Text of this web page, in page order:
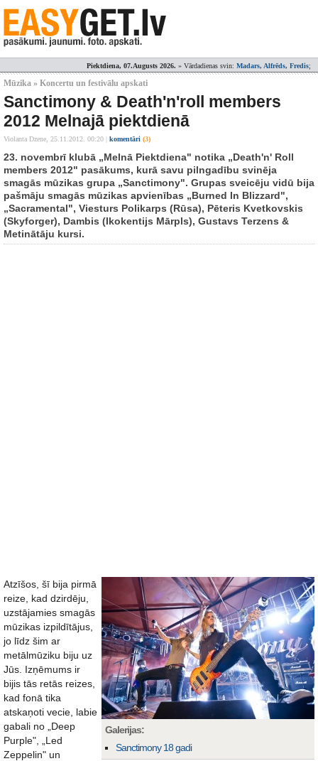
Piektdiena, 07.Augusts 2026. » Vārdadienas svin: Madars, Alfrēds, Fredis;
Mūzika » Koncertu un festivālu apskati
Sanctimony & Death'n'roll members
2012 Melnajā piektdienā
Violanta Dzene, 25.11.2012. 00:20 komentāri (3)
23. novembrī klubā „Melnā Piektdiena" notika „Death'n' Roll
members 2012" pasākums, kurā savu pilngadību svinēja
smagās mūzikas grupa „Sanctimony". Grupas sveicēju vidū bija
pašmāju smagās mūzikas apvienības „Burned In Blizzard",
„Sacramental", Viesturs Polikarps (Rūsa), Pēteris Kvetkovskis
(Skyforger), Dambis (Ikokentijs Mārpls), Gustavs Terzens &
Metinātāju kursi.
Galerijas:
Sanctimony 18 gadi
Atzīšos, šī bija pirmā
reize, kad dzirdēju,
uzstājamies smagās
mūzikas izpildītājus,
jo līdz šim ar
metālmūziku biju uz
Jūs. Izņēmums ir
bijis tās retās reizes,
kad fonā tika
atskaņoti vecie, labie
gabali no „Deep
Purple", „Led
Zeppelin" un